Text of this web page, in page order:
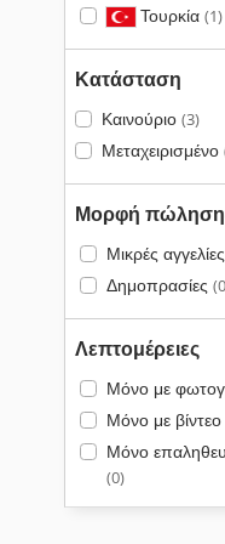
Τουρκία (1)
Κατάσταση
Καινούριο (3)
Μεταχειρισμένο
Μορφή
Μικρές αγγελίες
Δημοπρασίες
Λεπτομέρειες
Μόνο με
Μόνο με βίντεο
Μόνο
(0)